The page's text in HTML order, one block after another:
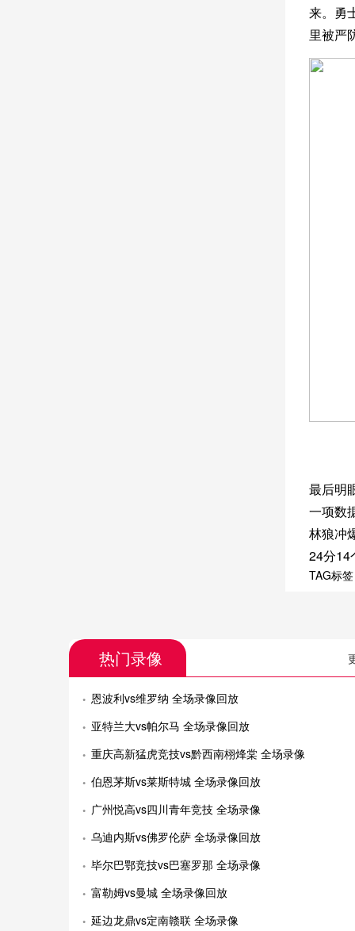
来。勇
里被严
最后明
一项数
林狼冲
24分14
TAG标
热门录像
恩波利vs维罗纳 全场录像回放
亚特兰大vs帕尔马 全场录像回放
重庆高新猛虎竞技vs黔西南栩烽棠 全场录像
伯恩茅斯vs莱斯特城 全场录像回放
广州悦高vs四川青年竞技 全场录像
乌迪内斯vs佛罗伦萨 全场录像回放
毕尔巴鄂竞技vs巴塞罗那 全场录像
富勒姆vs曼城 全场录像回放
延边龙鼎vs定南赣联 全场录像